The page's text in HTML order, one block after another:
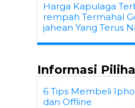
Harga Kapulaga
rempah Termahal
jahean Yang Terus
Informasi
6 Tips Membeli
dan Offline